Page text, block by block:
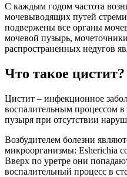
С каждым годом частота
мочевыводящих путей
подвержены все органы
мочевой пузырь,
распространенных недугов
Что такое цистит?
Цистит – инфекционное
воспалительным процессом в
пузыря при отсутствии
Возбудителем болезни
микроорганизмы: Eshеrichia
Вверх по уретре они
воспалительный процесс в